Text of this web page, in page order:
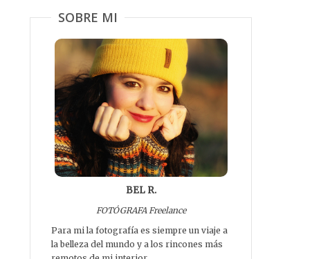
SOBRE MI
BEL R.
FOTÓGRAFA Freelance
Para mi la fotografía es siempre un viaje a
la belleza del mundo y a los rincones más